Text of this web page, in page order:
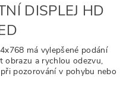
DISPLEJ HD
má vylepšené podání
obrazu a rychlou odezvu,
pozorování v pohybu nebo